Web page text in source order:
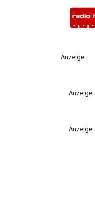
Anzeige
Anzeige
Anzeige